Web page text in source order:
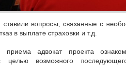
ставили вопросы, связанные с
в выплате страховки и т.д.
приема адвокат проекта
целью возможного